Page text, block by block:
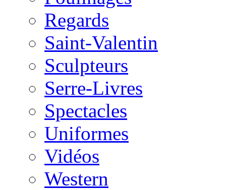
Regards
Saint-Valentin
Sculpteurs
Serre-Livres
Spectacles
Uniformes
Vidéos
Western